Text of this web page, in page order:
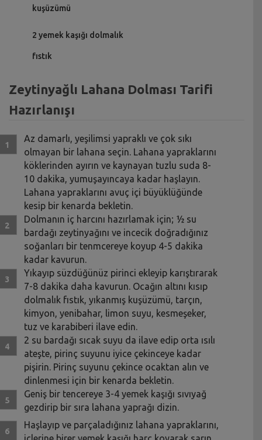
kuşüzümü
2 yemek kaşığı dolmalık
fıstık
Zeytinyağlı Lahana Dolması Tarifi
Hazırlanışı
Az damarlı, yeşilimsi yapraklı ve çok sıkı
olmayan bir lahana seçin. Lahana yapraklarını
köklerinden ayırın ve kaynayan tuzlu suda 8-
10 dakika, yumuşayıncaya kadar haşlayın.
Lahana yapraklarını avuç içi büyüklüğünde
kesip bir kenarda bekletin.
Dolmanın iç harcını hazırlamak için; ½ su
bardağı zeytinyağını ve incecik doğradığınız
soğanları bir tenmcereye koyup 4-5 dakika
kadar kavurun.
Yıkayıp süzdüğünüz pirinci ekleyip karıştırarak
7-8 dakika daha kavurun. Ocağın altını kısıp
dolmalık fıstık, yıkanmış kuşüzümü, tarçın,
kimyon, yenibahar, limon suyu, kesmeşeker,
tuz ve karabiberi ilave edin.
2 su bardağı sıcak suyu da ilave edip orta ısılı
ateşte, pirinç suyunu iyice çekinceye kadar
pişirin. Pirinç suyunu çekince ocaktan alın ve
dinlenmesi için bir kenarda bekletin.
Geniş bir tencereye 3-4 yemek kaşığı sıvıyağ
gezdirip bir sıra lahana yaprağı dizin.
Haşlayıp ve parçaladığınız lahana yapraklarını,